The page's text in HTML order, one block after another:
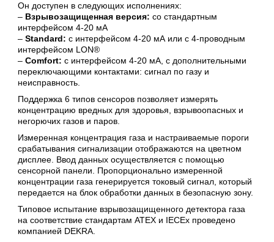
Он доступен в следующих исполнениях:
– Взрывозащищенная версия: со стандартным
интерфейсом 4-20 мА
– Standard: с интерфейсом 4-20 мА или с 4-проводным
интерфейсом LON®
– Comfort: с интерфейсом 4-20 мА, с дополнительными
переключающими контактами: сигнал по газу и
неисправность.
Поддержка 6 типов сенсоров позволяет измерять
концентрацию вредных для здоровья, взрывоопасных и
негорючих газов и паров.
Измеренная концентрация газа и настраиваемые пороги
срабатывания сигнализации отображаются на цветном
дисплее. Ввод данных осуществляется с помощью
сенсорной панели. Пропорционально измеренной
концентрации газа генерируется токовый сигнал, который
передается на блок обработки данных в безопасную зону.
Типовое испытание взрывозащищенного детектора газа
на соответствие стандартам ATEX и IECEx проведено
компанией DEKRA.